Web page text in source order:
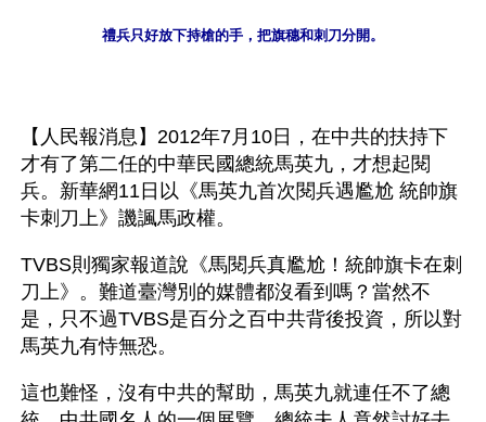
禮兵只好放下持槍的手，把旗穗和刺刀分開。
【人民報消息】2012年7月10日，在中共的扶持下
才有了第二任的中華民國總統馬英九，才想起閱
兵。新華網11日以《馬英九首次閱兵遇尷尬 統帥旗
卡刺刀上》譏諷馬政權。
TVBS則獨家報道說《馬閱兵真尷尬！統帥旗卡在刺
刀上》。難道臺灣別的媒體都沒看到嗎？當然不
是，只不過TVBS是百分之百中共背後投資，所以對
馬英九有恃無恐。
這也難怪，沒有中共的幫助，馬英九就連任不了總